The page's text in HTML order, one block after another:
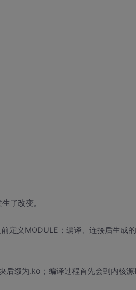
了改变。
定义MODULE；编译、连接后生成
后缀为.ko；编译过程首先会到内核源